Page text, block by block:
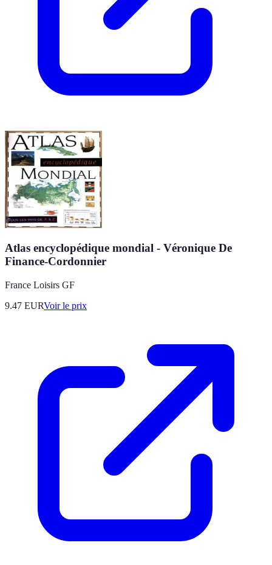
Atlas encyclopédique mondial - Véronique De
Finance-Cordonnier
France Loisirs GF
9.47 EURVoir le prix